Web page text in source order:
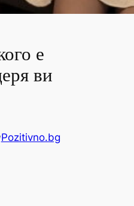
е
ви
Pozitivno.bg